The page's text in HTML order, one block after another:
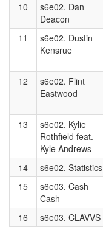
10
s6e02. Dan
Deacon
11
s6e02. Dustin
Kensrue
12
s6e02. Flint
Eastwood
13
s6e02. Kylie
Rothfield feat.
Kyle Andrews
14 s6e02. Statistics
15
s6e03. Cash
Cash
16 s6e03. CLAVVS